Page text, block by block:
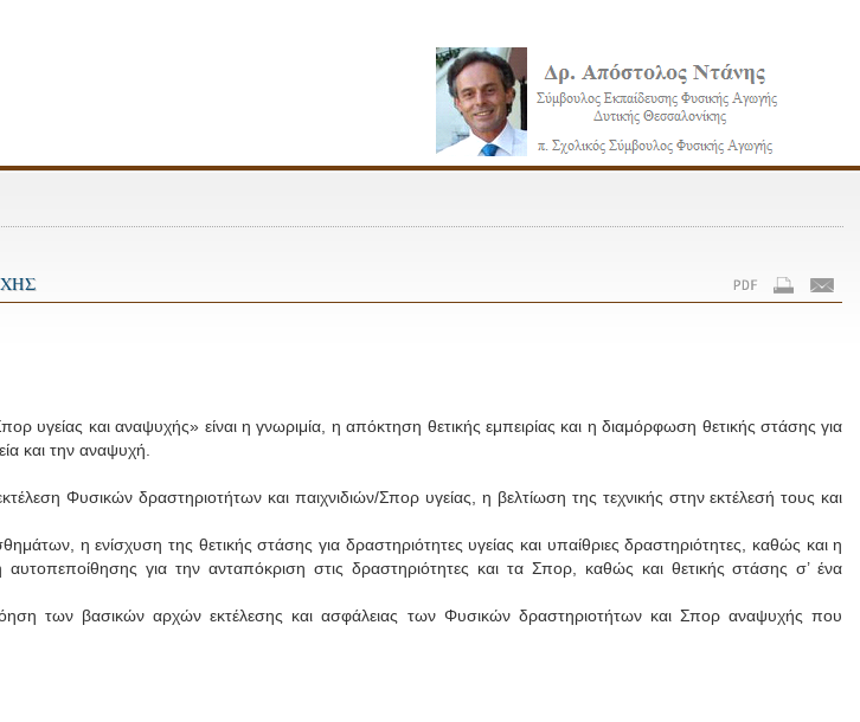
���������
������
υγείας και αναψυχής» είναι η γνωριμία, η απόκτηση θετικής εμπειρίας και η διαμόρφωση θετικής στάσης για
και την αναψυχή.
Φυσικών δραστηριοτήτων και παιχνιδιών/Σπορ υγείας, η βελτίωση της τεχνικής στην εκτέλεσή τους και
η ενίσχυση της θετικής στάσης για δραστηριότητες υγείας και υπαίθριες δραστηριότητες, καθώς και η
για την ανταπόκριση στις δραστηριότητες και τα Σπορ, καθώς και θετικής στάσης σ’ ένα
των βασικών αρχών εκτέλεσης και ασφάλειας των Φυσικών δραστηριοτήτων και Σπορ αναψυχής που